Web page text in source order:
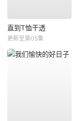
直到T恤干透
更新至第05集